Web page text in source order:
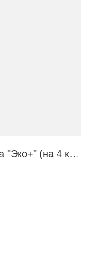
Контейнерная площадка "Эко+" (на 4 контейнера)